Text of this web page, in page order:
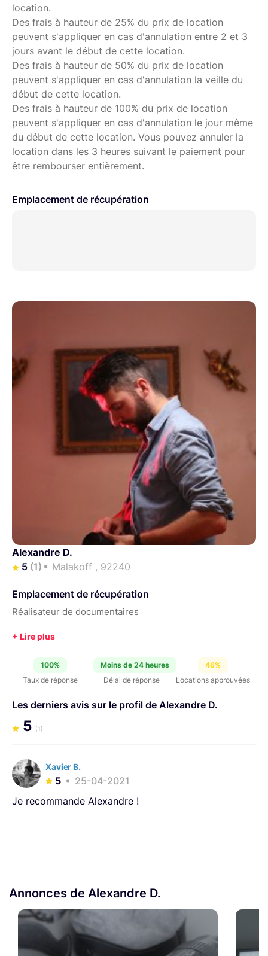
location.
Des frais à hauteur de 25% du prix de location
peuvent s'appliquer en cas d'annulation entre 2 et 3
jours avant le début de cette location.
Des frais à hauteur de 50% du prix de location
peuvent s'appliquer en cas d'annulation la veille du
début de cette location.
Des frais à hauteur de 100% du prix de location
peuvent s'appliquer en cas d'annulation le jour même
du début de cette location. Vous pouvez annuler la
location dans les 3 heures suivant le paiement pour
être rembourser entièrement.
Emplacement de récupération
Alexandre D.
5 (1) Malakoff , 92240
Emplacement de récupération
Réalisateur de documentaires
100%
Taux de réponse
Moins de 24 heures
Délai de réponse
46%
Locations approuvées
Les derniers avis sur le profil de Alexandre D.
5 (1)
Xavier B.
5
25-04-2021
Je recommande Alexandre !
Annonces de Alexandre D.